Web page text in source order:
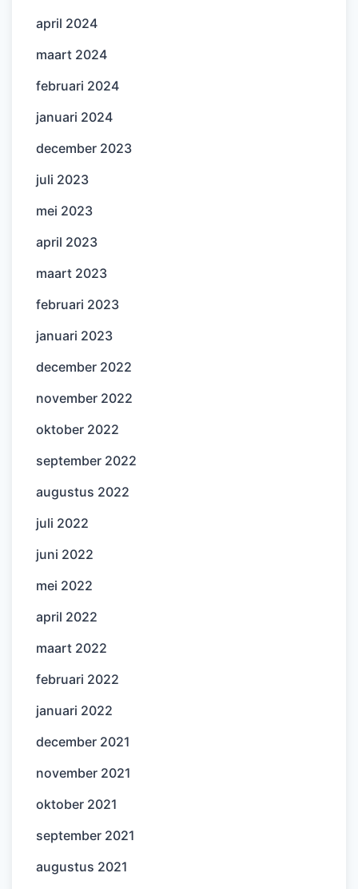
april 2024
maart 2024
februari 2024
januari 2024
december 2023
juli 2023
mei 2023
april 2023
maart 2023
februari 2023
januari 2023
december 2022
november 2022
oktober 2022
september 2022
augustus 2022
juli 2022
juni 2022
mei 2022
april 2022
maart 2022
februari 2022
januari 2022
december 2021
november 2021
oktober 2021
september 2021
augustus 2021